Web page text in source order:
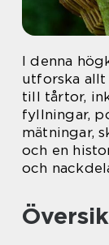
I denna
utforska
till tårtor,
fyllningar,
mätningar,
och en
och